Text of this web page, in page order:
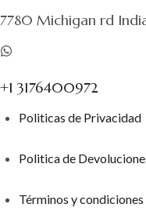
7780 Michigan rd
+1 3176400972
Politicas de Privacidad
Politica de
Términos y condiciones